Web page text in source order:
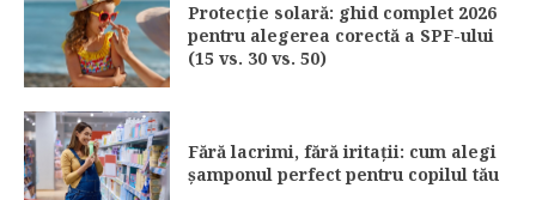
Protecție solară: ghid complet 2026
pentru alegerea corectă a SPF-ului
(15 vs. 30 vs. 50)
Fără lacrimi, fără iritații: cum alegi
șamponul perfect pentru copilul tău